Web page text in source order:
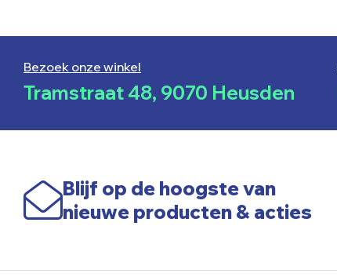
Bezoek onze winkel
Tramstraat 48, 9070 Heusden
Blijf op de hoogste van
nieuwe producten & acties